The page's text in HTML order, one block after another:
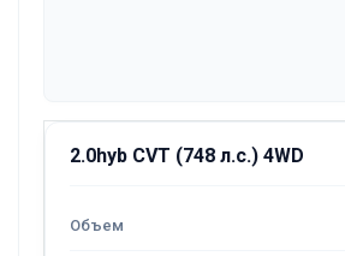
2.0hyb CVT (748 л.с.) 4WD